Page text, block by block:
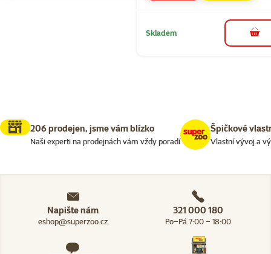
Skladem do
206 prodejen, jsme vám blízko
Naši experti na prodejnách vám vždy poradí
Špičkové
Vlastní vývoj a
Napište nám
eshop@superzoo.cz
321 000 180
Po–Pá 7:00 – 18:00